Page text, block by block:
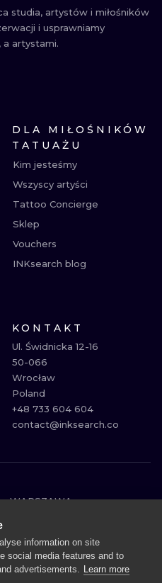
studia, artystów i miłośników
i usprawniamy
a artystami.
DLA MIŁOŚNIKÓW
TATUAŻU
Kim jesteśmy
Wszyscy artyści
Tattoo Concierge
Sklep
Vouchers
INKsearch blog
KONTAKT
Ul. Świdnicka 12-16
50-066
Wrocław
Poland
+48 733 604 604
contact@inksearch.co
WARSZAWA
WROCŁAW
BERLIN
information on site
social media features and to
advertisements. Learn more